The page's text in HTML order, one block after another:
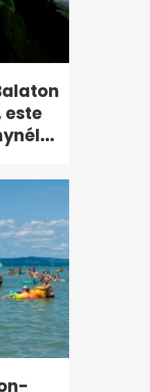
este